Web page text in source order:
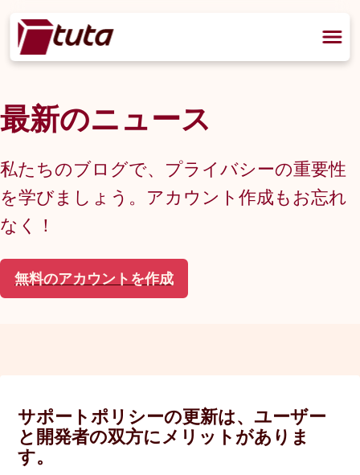
最新のニュース
私たちのブログで、プライバシーの重要性
を学びましょう。アカウント作成もお忘れ
なく！
無料のアカウントを作成
サポートポリシーの更新は、ユーザー
と開発者の双方にメリットがありま
す。